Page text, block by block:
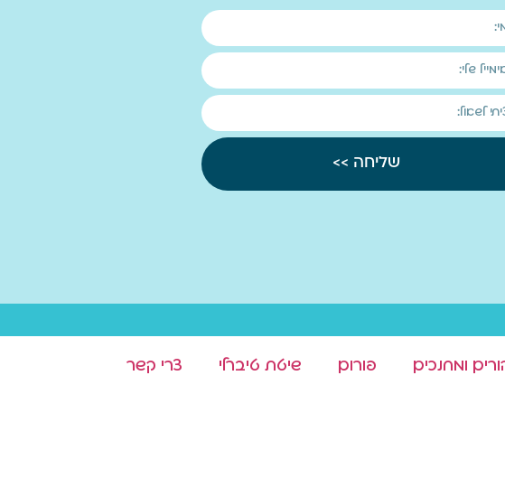
שליחה >>
ומחנכים פורום שיטת טיברלי
צרי קשר